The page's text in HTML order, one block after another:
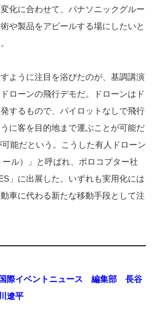
化に合わせて、パナソニックグルー
や製品をアピールする場にしたいと
ように注目を浴びたのが、基調講演
ローンの飛行デモだ。ドローンはド
するもので、パイロットなしで飛行
に客を目的地まで運ぶことが可能だ
能だという。こうした有人ドローン
ル）」と呼ばれ、ボロコプター社
」に出展した。いずれも実用化には
車に代わる新たな移動手段として注
国際イベントニュース 編集部 長谷
川遼平